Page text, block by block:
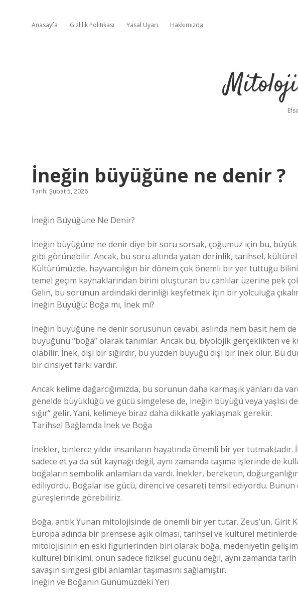
Anasayfa Gizlilik Politikası Yasal Uyarı Hakkımızda
İneğin büyüğüne ne denir ?
Tarih: Şubat 5, 2026
İneğin Büyüğüne Ne Denir?
İneğin büyüğüne ne denir diye bir soru sorsak, çoğumuz için bu,
gibi görünebilir. Ancak, bu soru altında yatan derinlik, tarihsel, kültürel
Kültürümüzde, hayvancılığın bir dönem çok önemli bir yer tuttuğu
temel geçim kaynaklarından birini oluşturan bu canlılar üzerine pek
Gelin, bu sorunun ardındaki derinliği keşfetmek için bir yolculuğa
İneğin Büyüğü: Boğa mı, İnek mi?
İneğin büyüğüne ne denir sorusunun cevabı, aslında hem basit hem
büyüğünü “boğa” olarak tanımlar. Ancak bu, biyolojik gerçeklikten ve
olabilir. İnek, dişi bir sığırdır, bu yüzden büyüğü dişi bir inek olur. Bu
bir cinsiyet farkı vardır.
Ancak kelime dağarcığımızda, bu sorunun daha karmaşık yanları da
genelde büyüklüğü ve gücü simgelese de, ineğin büyüğü veya yaşlısı
sığır” gelir. Yani, kelimeye biraz daha dikkatle yaklaşmak gerekir.
Tarihsel Bağlamda İnek ve Boğa
İnekler, binlerce yıldır insanların hayatında önemli bir yer
sadece et ya da süt kaynağı değil, aynı zamanda taşıma işlerinde de
boğaların sembolik anlamları da vardı. İnekler, bereketin,
ediliyordu. Boğalar ise gücü, direnci ve cesareti temsil ediyordu.
güreşlerinde görebiliriz.
Boğa, antik Yunan mitolojisinde de önemli bir yer tutar. Zeus’un, Girit
Europa adında bir prensese aşık olması, tarihsel ve kültürel
mitolojisinin en eski figürlerinden biri olarak boğa, medeniyetin
kültürel birikimi, onun sadece fiziksel gücünü değil, aynı zamanda
savaşın simgesi gibi anlamlar taşımasını sağlamıştır.
İneğin ve Boğanın Günümüzdeki Yeri